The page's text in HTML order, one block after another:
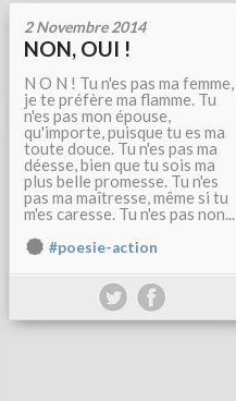
2 Novembre 2014
NON, OUI !
N O N ! Tu n'es pas ma femme,
je te préfère ma flamme. Tu
n'es pas mon épouse,
qu'importe, puisque tu es ma
toute douce. Tu n'es pas ma
déesse, bien que tu sois ma
plus belle promesse. Tu n'es
pas ma maîtresse, même si tu
m'es caresse. Tu n'es pas non...
#poesie-action